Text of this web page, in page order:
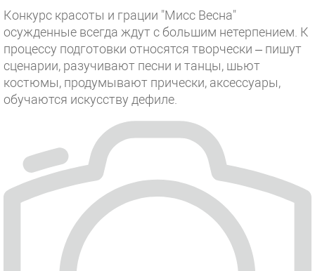
Конкурс красоты и грации "Мисс Весна"
осужденные всегда ждут с большим нетерпением. К
процессу подготовки относятся творчески – пишут
сценарии, разучивают песни и танцы, шьют
костюмы, продумывают прически, аксессуары,
обучаются искусству дефиле.